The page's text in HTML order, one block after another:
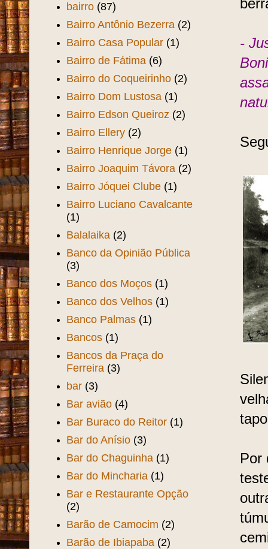
-
Por
bairro (87)
Bairro Antônio Bezerra (2)
Bairro Casa Popular (1)
Bairro de Fátima (6)
Bairro do Coqueirinho (2)
Bairro Dom Lustosa (1)
Bairro Edson Queiroz (2)
Bairro Ellery (2)
Bairro Henrique Jorge (1)
Bairro Joaquim Távora (2)
Bairro Jóquei Clube (1)
Bairro Luciano Cavalcante
(1)
Balalaika (2)
Banco da Opinião Pública
(3)
Banco dos Moços (1)
Banco dos Velhos (1)
Banco Palmas (1)
Bancos (1)
Bancos da Praça do
Ferreira (3)
bar (3)
Bar avião (4)
Bar Buraco do Reitor (1)
Bar do Anísio (3)
Bar do Chaguinha (1)
Bar do Mincharia (1)
Bar e Restaurante Opção
(2)
Barão de Camocim (2)
Barão de Ibiapaba (2)